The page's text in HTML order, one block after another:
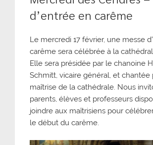
d’entrée en carême
Le mercredi 17 février, une messe
carême sera célébrée à la
Elle sera présidée par le chanoine
Schmitt, vicaire général, et chantée
maîtrise de la cathédrale. Nous
parents, élèves et professeurs
joindre aux maîtrisiens pour
le début du carême.